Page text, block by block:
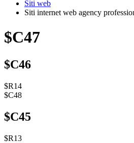
Siti web
Siti internet web agency
$C47
$C46
$R14
$C48
$C45
$R13